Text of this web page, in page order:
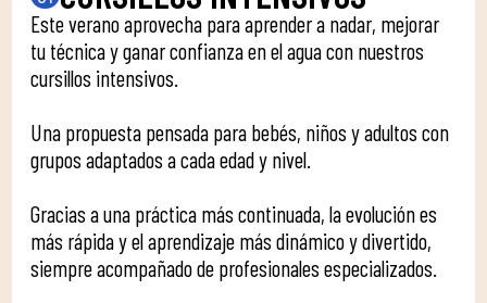
Este verano aprovecha para aprender a nadar, mejorar
tu técnica y ganar confianza en el agua con nuestros
cursillos intensivos.
Una propuesta pensada para bebés, niños y adultos con
grupos adaptados a cada edad y nivel.
Gracias a una práctica más continuada, la evolución es
más rápida y el aprendizaje más dinámico y divertido,
siempre acompañado de profesionales especializados.